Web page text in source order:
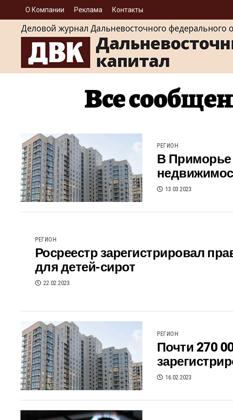
О Компании Реклама Контакты
Все
РЕГИОН
В Приморье
13.03.2023
РЕГИОН
Росреестр зарегистрировал
для детей-сирот
22.02.2023
РЕГИОН
Почти 270
16.02.2023